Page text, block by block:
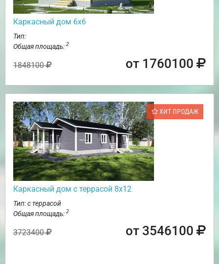
Каркасный дом 6х6
Тип:
Общая площадь: 2
1848100 от 1760100
ХИТ ПРОДАЖ
Каркасный дом с террасой 8х12
Тип: с террасой
Общая площадь: 2
3723400 от 3546100